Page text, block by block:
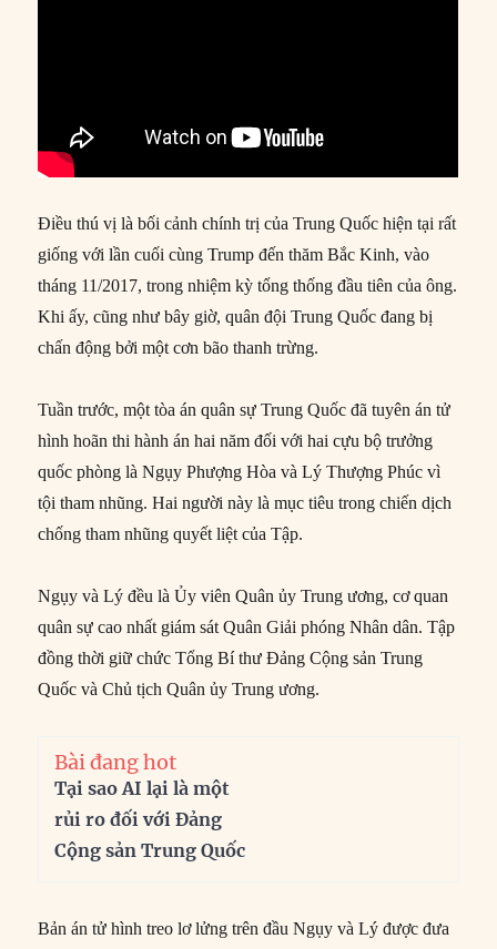
Điều thú vị là bối cảnh chính trị của Trung Quốc hiện tại rất
giống với lần cuối cùng Trump đến thăm Bắc Kinh, vào
tháng 11/2017, trong nhiệm kỳ tổng thống đầu tiên của ông.
Khi ấy, cũng như bây giờ, quân đội Trung Quốc đang bị
chấn động bởi một cơn bão thanh trừng.
Tuần trước, một tòa án quân sự Trung Quốc đã tuyên án tử
hình hoãn thi hành án hai năm đối với hai cựu bộ trưởng
quốc phòng là Ngụy Phượng Hòa và Lý Thượng Phúc vì
tội tham nhũng. Hai người này là mục tiêu trong chiến dịch
chống tham nhũng quyết liệt của Tập.
Ngụy và Lý đều là Ủy viên Quân ủy Trung ương, cơ quan
quân sự cao nhất giám sát Quân Giải phóng Nhân dân. Tập
đồng thời giữ chức Tổng Bí thư Đảng Cộng sản Trung
Quốc và Chủ tịch Quân ủy Trung ương.
Bài đang hot
Tại sao AI lại là một
rủi ro đối với Đảng
Cộng sản Trung Quốc
Bản án tử hình treo lơ lửng trên đầu Ngụy và Lý được đưa